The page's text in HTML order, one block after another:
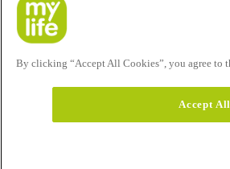
By clicking “Accept All Cookies”, you agree to
Accept